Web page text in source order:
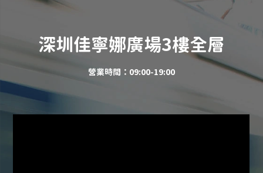
深圳佳寧娜廣場3樓全層
營業時間：09:00-19:00